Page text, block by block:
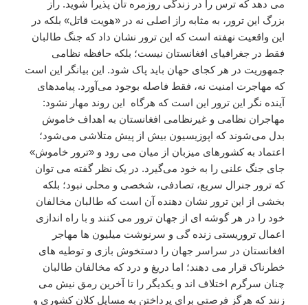
می دهد که ترس را در زندگی روزمره‌ تان پذیرا شوید. راز
بزرگ این ترور، به مثابه راز اصلی نه در «هویت قاتل» بلکه در
این واقعیت نهفته است که این ترور نشان داد که جنگ طالبان
فقط در جغرافیای افغانستان نیست؛ بلکه حافظه نظامی
جمهوریت در هر کجای حهان باید پاک شود. این بیانگر این است
که مهاجرت امنیت نه، فقط فاصله بوجود می‌آورد. پیامدهای
آینده نگر این ترور این است که هرگاه این روند مهار نشود:
مهاجران نظامی و غیرنظامی افغانستان به اهداف خاموش
بدل می‌شوند که اپوزیسیون بیش از پیش متلاشی می‌شود؛
اعتماد به کشورهای میزبان از میان می رود و «ترور خاموش»
جای جنگ علنی را به خود می‌گیرد. در یک نظر گفته می توان
که ترور جنرال سریع، تصادفی، شخصی و محلی نبود؛ بلکه
بخشی از این ترور نشان دهنده آن است که طالبان مخالفان
خود را در هر گوشه ای از جهان ترور می کنند و با راه اندازی
اعمال تروریستی زنده گی و سرنوشت میلیون ها مهاجر
افغانستان در سراسر جهان را دستخوش بازی و توطیه های
خطرناک قرار می دهند؛ اما دریغ و درد که مخالفان طالبان
چنان سرگرم اختلاف اند و یکدیگر را تا آخرین رمق نیش می
زنند که هرگز فرصتی برای پرداختن به مسایل کلان کشوری و